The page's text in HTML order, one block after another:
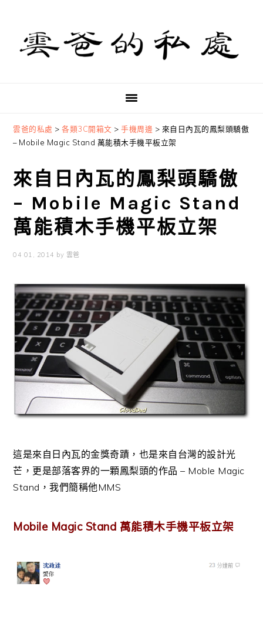
primary
navigation
content
primary
sidebar
雲爸的私處 >各類3C開箱文 >手機周邊 > 來自日內瓦的鳳梨頭驕傲
– Mobile Magic Stand 萬能積木手機平板立架
來自日內瓦的鳳梨頭驕傲
– Mobile Magic Stand
萬能積木手機平板立架
04 01, 2014 by 雲爸
這是來自日內瓦的金獎奇蹟，也是來自台灣的設計光
芒，更是部落客界的一顆鳳梨頭的作品 – Moble Magic
Stand，我們簡稱他MMS
Mobile Magic Stand 萬能積木手機平板立架